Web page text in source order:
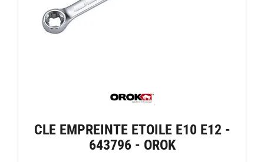
CLE EMPREINTE ETOILE E10 E12 -
643796 - OROK